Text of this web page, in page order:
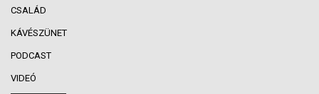
CSALÁD
KÁVÉSZÜNET
PODCAST
VIDEÓ